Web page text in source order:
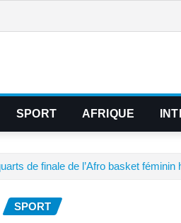
SPORT AFRIQUE
de finale de l’Afro basket féminin
SPORT